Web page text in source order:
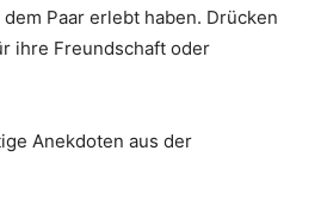
Paar erlebt haben. Drücken
ihre Freundschaft oder
Anekdoten aus der